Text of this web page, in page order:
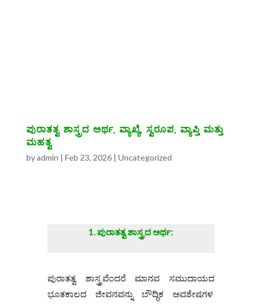
ಪುರಾತತ್ವ ಶಾಸ್ತ್ರದ ಅರ್ಥ, ವ್ಯಾಖ್ಯೆ, ಸ್ವರೂಪ, ವ್ಯಾಪ್ತಿ ಮತ್ತು
ಮಹತ್ವ
byadmin | Feb 23, 2026| Uncategorized
ಪುರಾತತ್ವಶಾಸ್ತ್ರದಅರ್ಥ:
ಪುರಾತತ್ವ ಶಾಸ್ತ್ರವೆಂದರೆ ಮಾನವ ಸಮುದಾಯದ
ಭೂತಕಾಲದ ಜೀವನವನ್ನು ಬೌದ್ಧಿಕ ಅವಶೇಷಗಳ